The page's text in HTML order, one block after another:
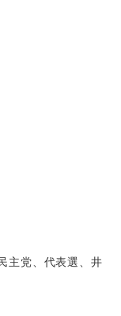
主党、代表選、井